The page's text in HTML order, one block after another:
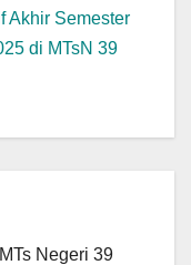
Akhir Semester
di MTsN 39
Negeri 39